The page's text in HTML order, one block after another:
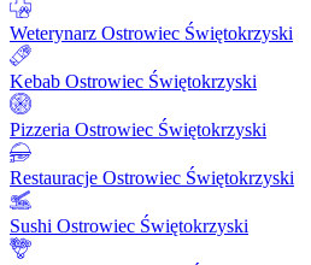
Weterynarz Ostrowiec Świętokrzyski
Kebab Ostrowiec Świętokrzyski
Pizzeria Ostrowiec Świętokrzyski
Restauracje Ostrowiec Świętokrzyski
Sushi Ostrowiec Świętokrzyski